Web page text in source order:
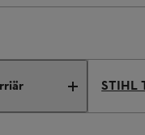
STIHL